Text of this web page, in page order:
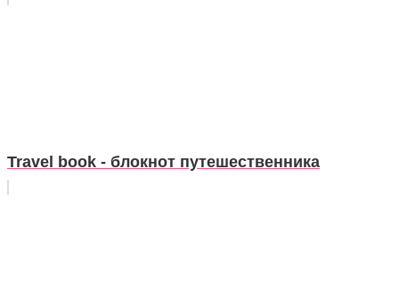
Travel book - блокнот путешественника